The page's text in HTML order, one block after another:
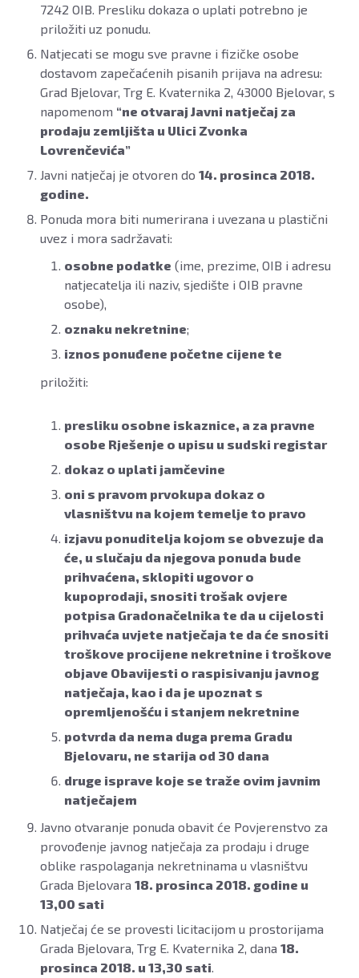
7242 OIB. Presliku dokaza o uplati potrebno je
priložiti uz ponudu.
Natjecati se mogu sve pravne i fizičke osobe
dostavom zapečaćenih pisanih prijava na adresu:
Grad Bjelovar, Trg E. Kvaternika 2, 43000 Bjelovar, s
napomenom “ne otvaraj Javni natječaj za
prodaju zemljišta u Ulici Zvonka
Lovrenčevića”
Javni natječaj je otvoren do 14. prosinca 2018.
godine.
Ponuda mora biti numerirana i uvezana u plastični
uvez i mora sadržavati:
osobne podatke (ime, prezime, OIB i adresu
natjecatelja ili naziv, sjedište i OIB pravne
osobe),
oznaku nekretnine;
iznos ponuđene početne cijene te
priložiti:
presliku osobne iskaznice, a za pravne
osobe Rješenje o upisu u sudski registar
dokaz o uplati jamčevine
oni s pravom prvokupa dokaz o
vlasništvu na kojem temelje to pravo
izjavu ponuditelja kojom se obvezuje da
će, u slučaju da njegova ponuda bude
prihvaćena, sklopiti ugovor o
kupoprodaji, snositi trošak ovjere
potpisa Gradonačelnika te da u cijelosti
prihvaća uvjete natječaja te da će snositi
troškove procijene nekretnine i troškove
objave Obavijesti o raspisivanju javnog
natječaja, kao i da je upoznat s
opremljenošću i stanjem nekretnine
potvrda da nema duga prema Gradu
Bjelovaru, ne starija od 30 dana
druge isprave koje se traže ovim javnim
natječajem
Javno otvaranje ponuda obavit će Povjerenstvo za
provođenje javnog natječaja za prodaju i druge
oblike raspolaganja nekretninama u vlasništvu
Grada Bjelovara 18. prosinca 2018. godine u
13,00 sati
Natječaj će se provesti licitacijom u prostorijama
Grada Bjelovara, Trg E. Kvaternika 2, dana 18.
prosinca 2018. u 13,30 sati.